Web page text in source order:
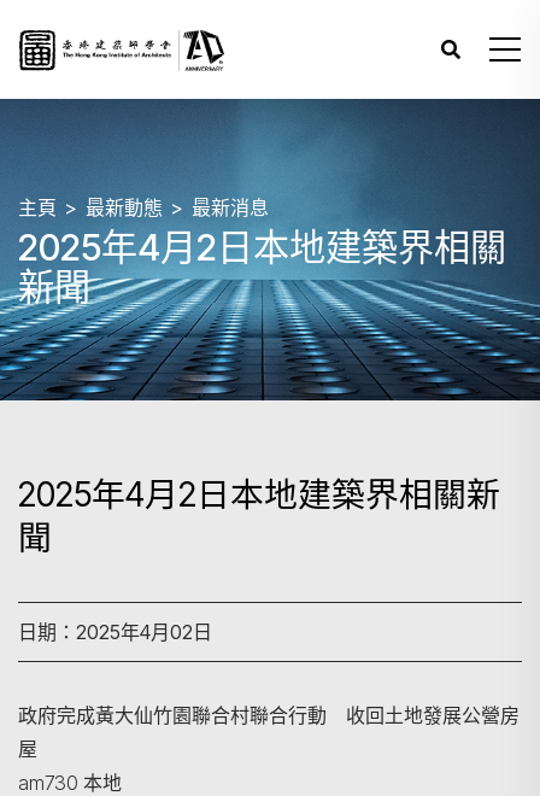
主頁 最新動態 最新消息
2025年4月2日本地建築界相關
新聞
2025年4月2日本地建築界相關新
聞
日期：2025年4月02日
政府完成黃大仙竹園聯合村聯合行動 收回土地發展公營房
屋
am730 本地